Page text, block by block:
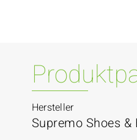
Hersteller
Supremo Shoes &